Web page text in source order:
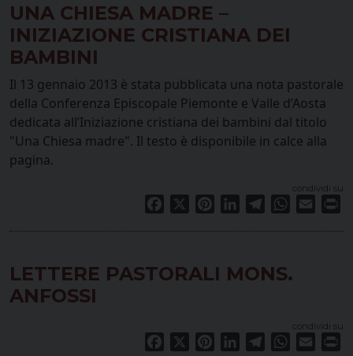
UNA CHIESA MADRE –
INIZIAZIONE CRISTIANA DEI
BAMBINI
Il 13 gennaio 2013 è stata pubblicata una nota pastorale
della Conferenza Episcopale Piemonte e Valle d’Aosta
dedicata all’Iniziazione cristiana dei bambini dal titolo
"Una Chiesa madre". Il testo è disponibile in calce alla
pagina.
condividi su
Facebook PinterestLinkedInTelegramWhatsApp
Email
LETTERE PASTORALI MONS.
ANFOSSI
condividi su
Facebook PinterestLinkedInTelegramWhatsApp
Email